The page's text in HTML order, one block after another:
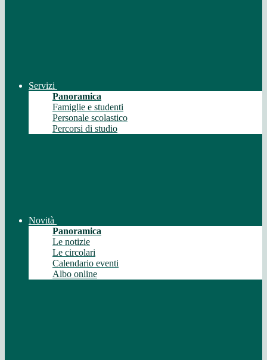
Servizi
Panoramica
Famiglie e studenti
Personale scolastico
Percorsi di studio
Novità
Panoramica
Le notizie
Le circolari
Calendario eventi
Albo online